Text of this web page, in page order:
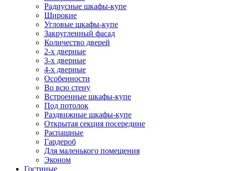
Радиусные шкафы-купе
Широкие
Угловые шкафы-купе
Закругленный фасад
Количество дверей
2-х дверные
3-х дверные
4-х дверные
Особенности
Во всю стену
Встроенные шкафы-купе
Под потолок
Раздвижные шкафы-купе
Открытая секция посередине
Распашные
Гардероб
Для маленького помещения
Эконом
Гостиные